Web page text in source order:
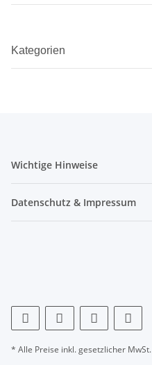
Kategorien
Wichtige Hinweise
Datenschutz & Impressum
* Alle Preise inkl. gesetzlicher MwSt.